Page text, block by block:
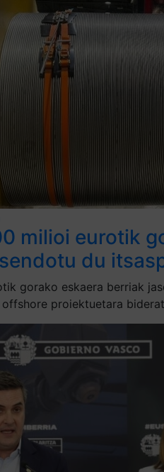
milioi eurotik
du
gorako eskaera berriak
proiektuetara